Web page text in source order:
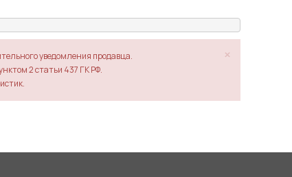
×
уведомления продавца.
2 статьи 437 ГК РФ.